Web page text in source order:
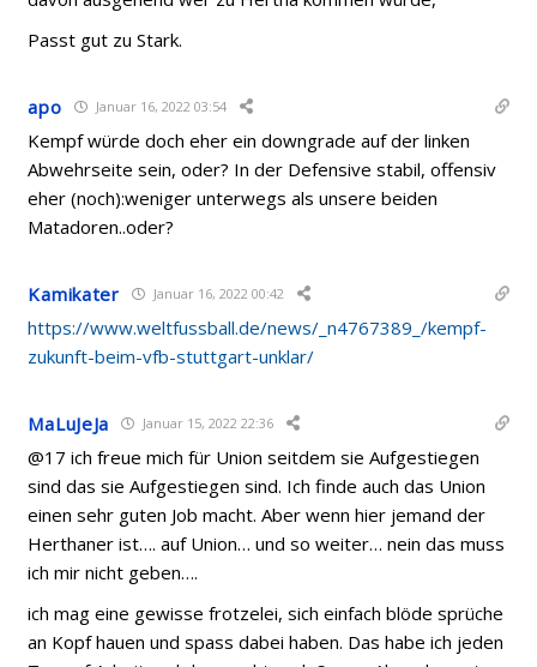
Passt gut zu Stark.
apo Januar 16, 2022 03:54
Kempf würde doch eher ein downgrade auf der linken
Abwehrseite sein, oder? In der Defensive stabil, offensiv
eher (noch):weniger unterwegs als unsere beiden
Matadoren..oder?
Kamikater Januar 16, 2022 00:42
https://www.weltfussball.de/news/_n4767389_/kempf-
zukunft-beim-vfb-stuttgart-unklar/
MaLuJeJa Januar 15, 2022 22:36
@17 ich freue mich für Union seitdem sie Aufgestiegen
sind das sie Aufgestiegen sind. Ich finde auch das Union
einen sehr guten Job macht. Aber wenn hier jemand der
Herthaner ist…. auf Union… und so weiter… nein das muss
ich mir nicht geben….
ich mag eine gewisse frotzelei, sich einfach blöde sprüche
an Kopf hauen und spass dabei haben. Das habe ich jeden